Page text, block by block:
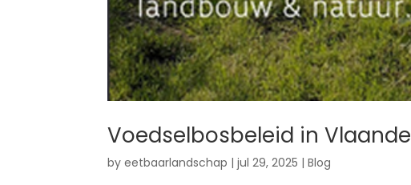
Voedselbosbeleid in
byeetbaarlandschap |jul 29, 2025 |Blog